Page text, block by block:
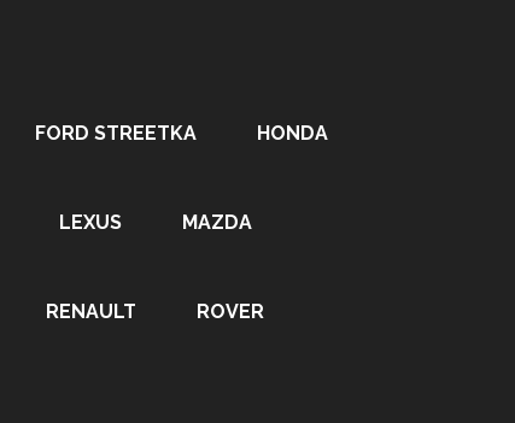
FORD STREETKA HONDA
LEXUS MAZDA
RENAULT ROVER